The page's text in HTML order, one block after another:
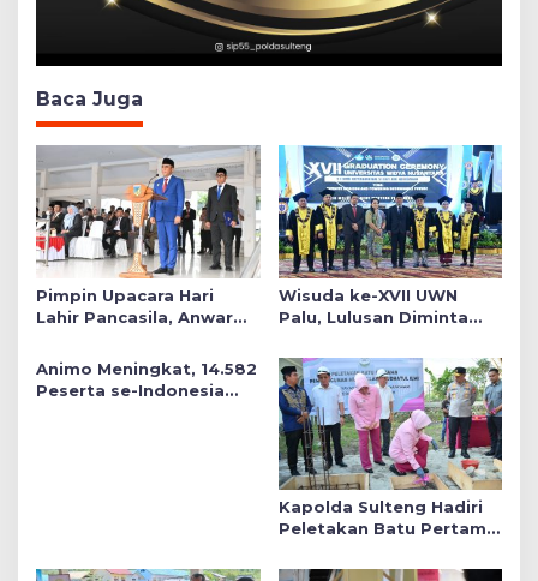
Baca Juga
Pimpin Upacara Hari
Lahir Pancasila, Anwar
Sosial dalam Kebijakan
Publik
Wisuda ke-XVII UWN
Palu, Lulusan Diminta
Daerah
Animo Meningkat, 14.582
Peserta se-Indonesia
Kapolda Sulteng Hadiri
Peletakan Batu Pertama
di Sekolah YKB